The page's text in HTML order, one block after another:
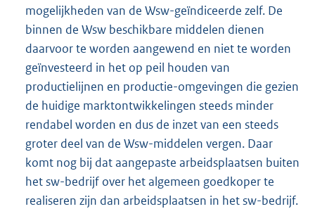
mogelijkheden van de Wsw-geïndiceerde zelf. De
binnen de Wsw beschikbare middelen dienen
daarvoor te worden aangewend en niet te worden
geïnvesteerd in het op peil houden van
productielijnen en productie-omgevingen die gezien
de huidige marktontwikkelingen steeds minder
rendabel worden en dus de inzet van een steeds
groter deel van de Wsw-middelen vergen. Daar
komt nog bij dat aangepaste arbeidsplaatsen buiten
het sw-bedrijf over het algemeen goedkoper te
realiseren zijn dan arbeidsplaatsen in het sw-bedrijf.